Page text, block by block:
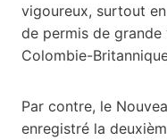
vigoureux, surtout
de permis de
Colombie-
Par contre, le
enregistré la